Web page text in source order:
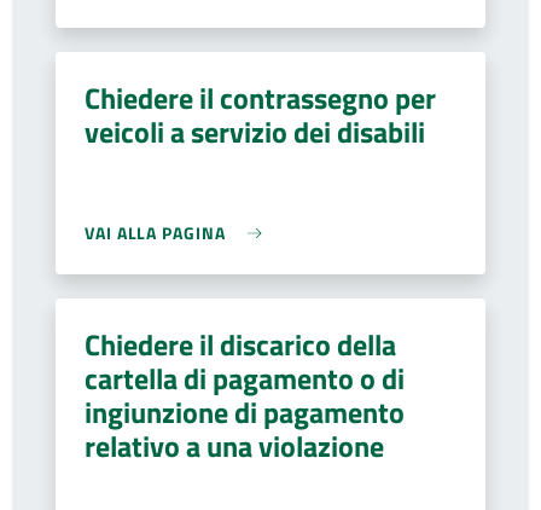
Chiedere il contrassegno per
veicoli a servizio dei disabili
VAI ALLA PAGINA
Chiedere il discarico della
cartella di pagamento o di
ingiunzione di pagamento
relativo a una violazione